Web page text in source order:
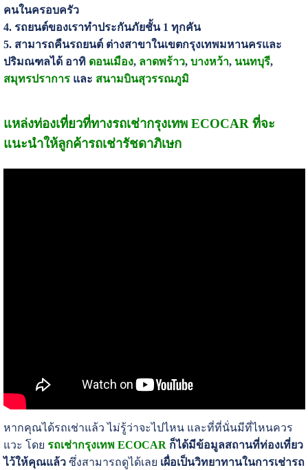
คนในครอบครัว
4. รถยนต์ของเราทำประกันภัยชั้น 1 ทุกคัน
5. สามารถคืนรถยนต์ ต่างสาขาในเขตกรุงเทพมหานครและ
ปริมณฑลได้ อาทิ ดอนเมือง, ลาดพร้าว, บางหว้า, นนทบุรี,
สมุทรปราการและ สนามบินสุวรรณภูมิ
แหล่งท่องเที่ยวที่ทางรถเช่ากรุงเทพ ECOCAR ที่จะ
แนะนำให้ลูกค้ารถเช่ารัชดาภิเษก
หากคุณได้รถเช่าแล้ว ไม่รู้ว่าจะไปไหน และที่ที่นั่นมีที่ไหนควร
แวะ โดย รถเช่ากรุงเทพ ECOCAR ก็ได้มีข้อมูลสถานที่ท่องเที่ยว
ไว้ให้คุณแล้วซึ่งสามารถดูได้เลย เผื่อเป็นวิทยาทานในการเช่ารถ